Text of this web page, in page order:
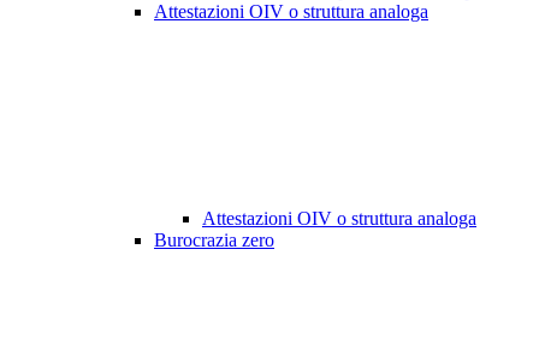
Attestazioni OIV o struttura analoga
Attestazioni OIV o struttura analoga
Burocrazia zero